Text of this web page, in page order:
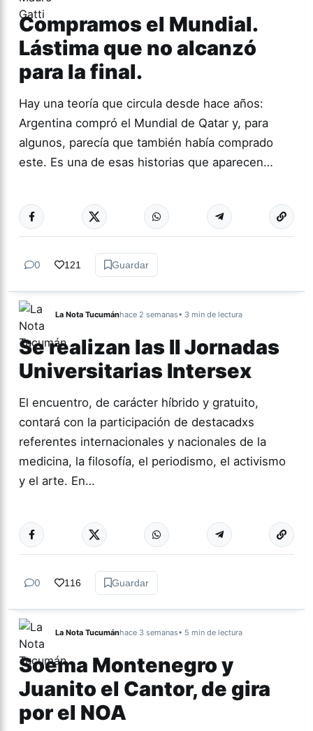
Compramos el Mundial.
Lástima que no alcanzó
para la final.
Hay una teoría que circula desde hace años:
Argentina compró el Mundial de Qatar y, para
algunos, parecía que también había comprado
este. Es una de esas historias que aparecen…
ACTUALIDAD Más
0 121 Guardar
La Nota Tucumánhace 2 semanas• 3 min de lectura
Se realizan las II Jornadas
Universitarias Intersex
El encuentro, de carácter híbrido y gratuito,
contará con la participación de destacadxs
referentes internacionales y nacionales de la
medicina, la filosofía, el periodismo, el activismo
y el arte. En…
GÉNERO Y
DIVERSIDAD
Más
0 116 Guardar
La Nota Tucumánhace 3 semanas• 5 min de lectura
Soema Montenegro y
Juanito el Cantor, de gira
por el NOA